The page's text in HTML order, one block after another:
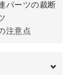
パーツの裁断
注意点